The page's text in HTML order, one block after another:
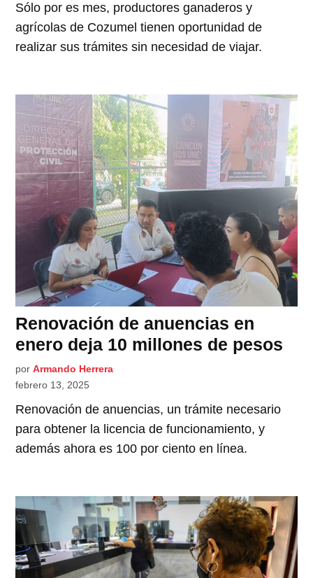
Sólo por es mes, productores ganaderos y
agrícolas de Cozumel tienen oportunidad de
realizar sus trámites sin necesidad de viajar.
Renovación de anuencias en
enero deja 10 millones de pesos
por Armando Herrera
febrero 13, 2025
Renovación de anuencias, un trámite necesario
para obtener la licencia de funcionamiento, y
además ahora es 100 por ciento en línea.